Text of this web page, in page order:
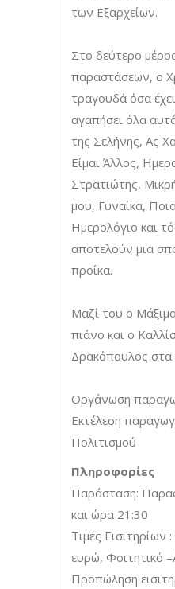
των Εξαρχείων.
Στο δεύτερο
παραστάσεων, ο
τραγουδά όσα
αγαπήσει όλα
της Σελήνης, Ας
Είμαι Άλλος,
Στρατιώτης,
μου, Γυναίκα,
Ημερολόγιο και
αποτελούν μια
προίκα.
Μαζί του ο
πιάνο και ο
Δρακόπουλος στα
Οργάνωση
Εκτέλεση
Πολιτισμού
Πληροφορίες
Παράσταση:
και ώρα 21:30
Τιμές Εισιτηρίων
ευρώ, Φοιτητικό
Προπώληση